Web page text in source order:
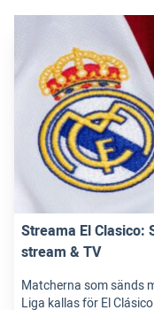
Streama El Clasico:
stream & TV
Matcherna som sänds
Liga kallas för El